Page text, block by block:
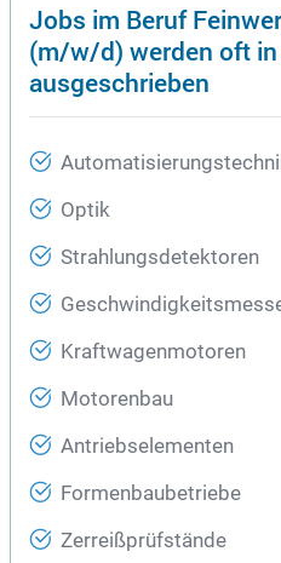
Jobs im Beruf
(m/w/d) werden oft
ausgeschrieben
Optik
Strahlungsdetektoren
Kraftwagenmotoren
Motorenbau
Antriebselementen
Formenbaubetriebe
Zerreißprüfstände